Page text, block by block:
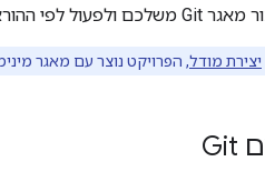
יצירת מודל, הפרויקט נוצר עם מאגר